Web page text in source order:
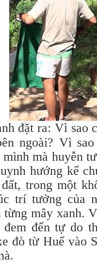
đặt ra: Vì sao
ngoài? Vì
mà huyễn
hướng kể
trong một
trí tưởng của
từng mây xanh.
đến tự do
đò từ Huế vào